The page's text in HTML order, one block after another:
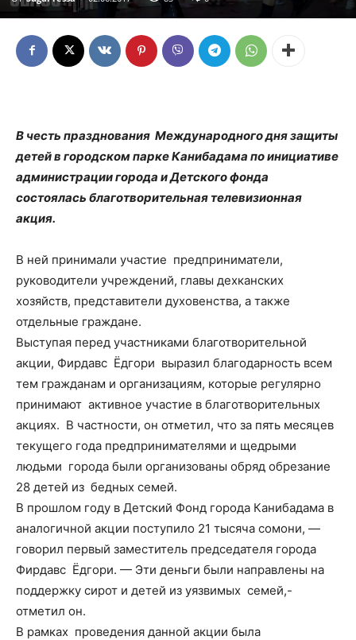
В честь празднования Международного дня защиты
детей в городском парке Канибадама по инициативе
администрации города и Детского фонда
состоялась благотворительная телевизионная
акция.
В ней принимали участие предприниматели,
руководители учреждений, главы дехканских
хозяйств, представители духовенства, а также
отдельные граждане.
Выступая перед участниками благотворительной
акции, Фирдавс Ёдгори выразил благодарность всем
тем гражданам и организациям, которые регулярно
принимают активное участие в благотворительных
акциях. В частности, он отметил, что за пять месяцев
текущего года предпринимателями и щедрыми
людьми города были организованы обряд обрезание
28 детей из бедных семей.
В прошлом году в Детский Фонд города Канибадама в
аналогичной акции поступило 21 тысяча сомони, —
говорил первый заместитель председателя города
Фирдавс Ёдгори. — Эти деньги были направлены на
поддержку сирот и детей из уязвимых семей,-
отметил он.
В рамках проведения данной акции была